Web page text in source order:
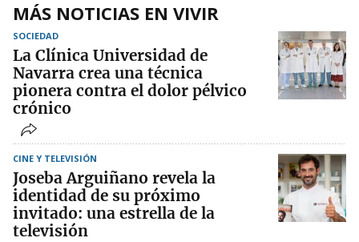
MÁS NOTICIAS EN VIVIR
SOCIEDAD
La Clínica Universidad de
Navarra crea una técnica
pionera contra el dolor pélvico
crónico
CINE Y TELEVISIÓN
Joseba Arguiñano revela la
identidad de su próximo
invitado: una estrella de la
televisión